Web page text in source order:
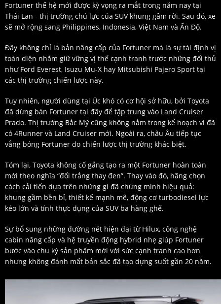
Fortuner thế hệ mới được kỳ vọng ra mắt trong năm nay tại
Thái Lan - thị trường chủ lực của SUV khung gầm rời. Sau đó, xe
sẽ mở rộng sang Philippines, Indonesia, Việt Nam và Ấn Độ.
Đây không chỉ là bản nâng cấp của Fortuner mà là sự tái định vị
toàn diện nhằm giữ vững vị thế cạnh tranh trước những đối thủ
như Ford Everest, Isuzu Mu-X hay Mitsubishi Pajero Sport tại
các thị trường chiến lược này.
Tuy nhiên, người dùng tại Úc khó có cơ hội sở hữu, bởi Toyota
đã dừng bán Fortuner tại đây để tập trung vào Land Cruiser
Prado. Thị trường Bắc Mỹ cũng không nằm trong kế hoạch vì đã
có 4Runner và Land Cruiser mới. Ngoài ra, châu Âu tiếp tục
vắng bóng Fortuner do chiến lược thị trường khác biệt.
Tóm lại, Toyota không cố gắng tạo ra một Fortuner hoàn toàn
mới theo nghĩa “đổi trắng thay đen”. Thay vào đó, hãng chọn
cách cải tiến dựa trên những gì đã chứng minh hiệu quả:
khung gầm bền bỉ, thiết kế mạnh mẽ, động cơ turbodiesel lực
kéo lớn và tính thực dụng của SUV ba hàng ghế.
Sự bổ sung những đường nét hiện đại từ Hilux, công nghệ
cabin nâng cấp và hệ truyền động hybrid nhẹ giúp Fortuner
bước vào chu kỳ sản phẩm mới với sức cạnh tranh cao hơn
nhưng không đánh mất bản sắc đã tạo dựng suốt gần 20 năm.